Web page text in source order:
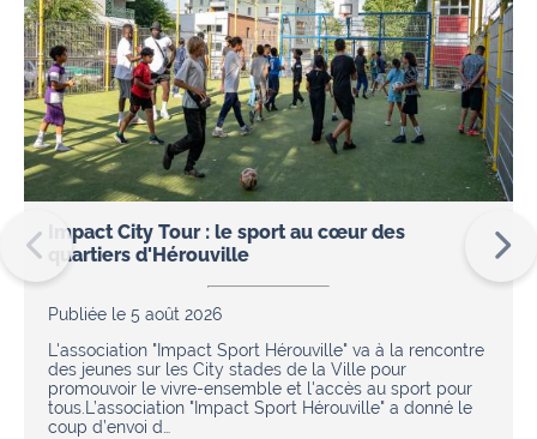
Impact City Tour : le sport au cœur des
quartiers d'Hérouville
Publiée le 5 août 2026
L'association "Impact Sport Hérouville" va à la rencontre
des jeunes sur les City stades de la Ville pour
promouvoir le vivre-ensemble et l'accès au sport pour
tous.L’association "Impact Sport Hérouville" a donné le
coup d’envoi d…